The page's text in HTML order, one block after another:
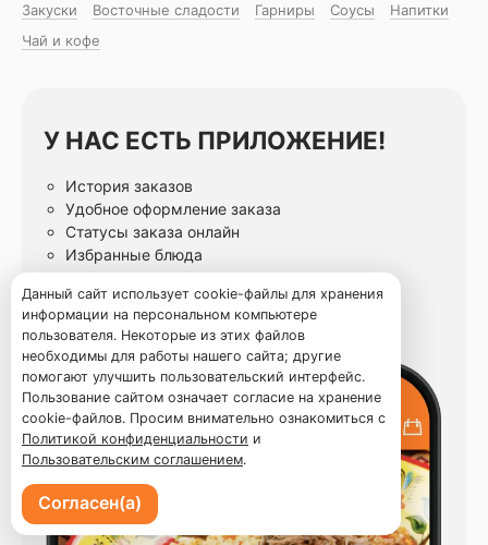
Закуски
Восточные сладости Гарниры Соусы
Напитки
Чай и кофе
У НАС ЕСТЬ ПРИЛОЖЕНИЕ!
История заказов
Удобное оформление заказа
Статусы заказа онлайн
Избранные блюда
Данный сайт использует cookie-файлы для хранения
информации на персональном компьютере
пользователя. Некоторые из этих файлов
необходимы для работы нашего сайта; другие
помогают улучшить пользовательский интерфейс.
Пользование сайтом означает согласие на хранение
cookie-файлов. Просим внимательно ознакомиться с
Политикой конфиденциальности и
Пользовательским соглашением.
Согласен(а)